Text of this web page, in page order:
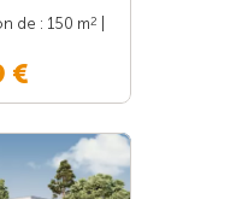
de : 150 m2
€